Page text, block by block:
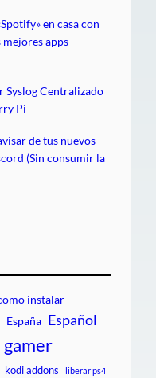
en casa con
apps
Syslog Centralizado
Pi
de tus nuevos
(Sin consumir la
instalar
España Español
gamer
kodi addons liberar ps4